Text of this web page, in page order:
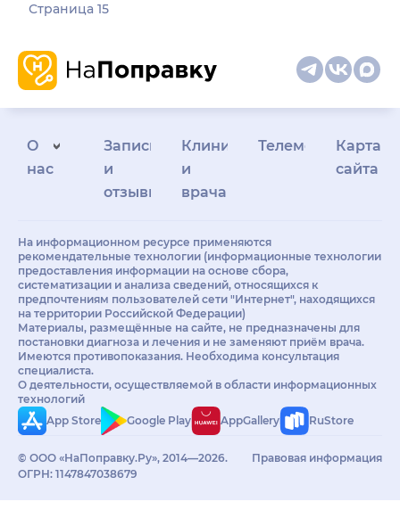
Страница 15
О
нас
Запись
и
отзывы
Клиникам
и
врачам
Телемедицина
Карта
сайта
На информационном ресурсе применяются
рекомендательные технологии (информационные технологии
предоставления информации на основе сбора,
систематизации и анализа сведений, относящихся к
предпочтениям пользователей сети "Интернет", находящихся
на территории Российской Федерации)
Материалы, размещённые на сайте, не предназначены для
постановки диагноза и лечения и не заменяют приём врача.
Имеются противопоказания. Необходима консультация
специалиста.
О деятельности, осуществляемой в области информационных
технологий
App Store
Google Play AppGallery RuStore
© ООО «НаПоправку.Ру», 2014—2026.
ОГРН: 1147847038679
Правовая информация